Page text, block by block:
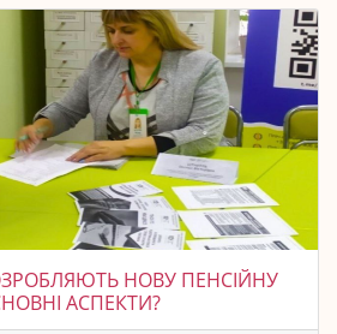
НОВУ ПЕНСІЙНУ
АСПЕКТИ?